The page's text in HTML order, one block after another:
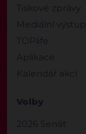
Tiskové zprávy
Mediální výstupy
TOPlife
Aplikace
Kalendář akcí
Volby
2026 Senát